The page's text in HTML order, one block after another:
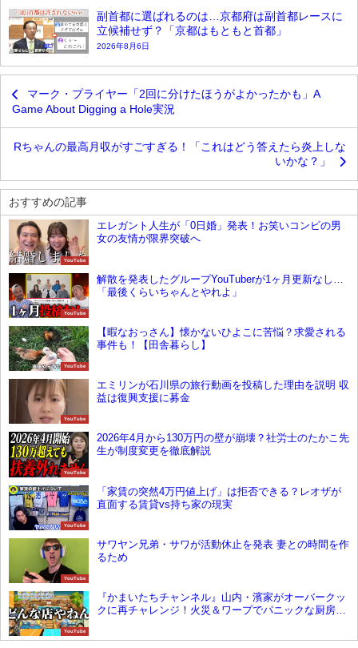
副首都に選ばれるのは…京都府は副首都レースに
立候補せず？「京都はもともと首都」
2026年8月6日
マーク・プライヤー「2回に分けたほうがよかったかも」A
Game About Digging a Hole実況
Rちゃんの最高月収がすごすぎる！「これはどう答えたら炎上しな
いかな？」
おすすめの記事
YouTube
エレガント人生が「0日婚」発表！お笑いコンビの男
女の友情が限界突破へ
YouTube
解散を発表したグループYouTuberが1ヶ月更新なし…
「最後くらいちゃんとやれよ」
YouTube
【暇なおっさん】懐かないひよこに苦悩？求愛される
事件も！【田舎暮らし】
YouTube
エミリンが石川県の旅行動画を投稿した理由を説明 収
益は復興支援に募金
YouTube
2026年4月から130万円の壁が崩壊？社労士のたかこ先
生が制度変更を徹底解説
YouTube
「家賃の突然4万円値上げ」は拒否できる？レオザが
直面する賃貸vs持ち家の現実
YouTube
サワヤン兄弟・サワが活動休止を発表 妻との時間を作
るため
YouTube
『かまいたちチャンネル』山内・濱家がオーバークッ
クに再チャレンジ！火災＆ワープでパニックな厨房に